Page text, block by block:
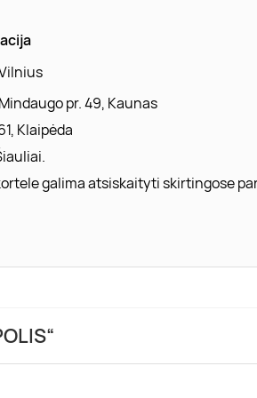
pr. 49, Kaunas
Klaipėda
galima atsiskaityti skirtingose